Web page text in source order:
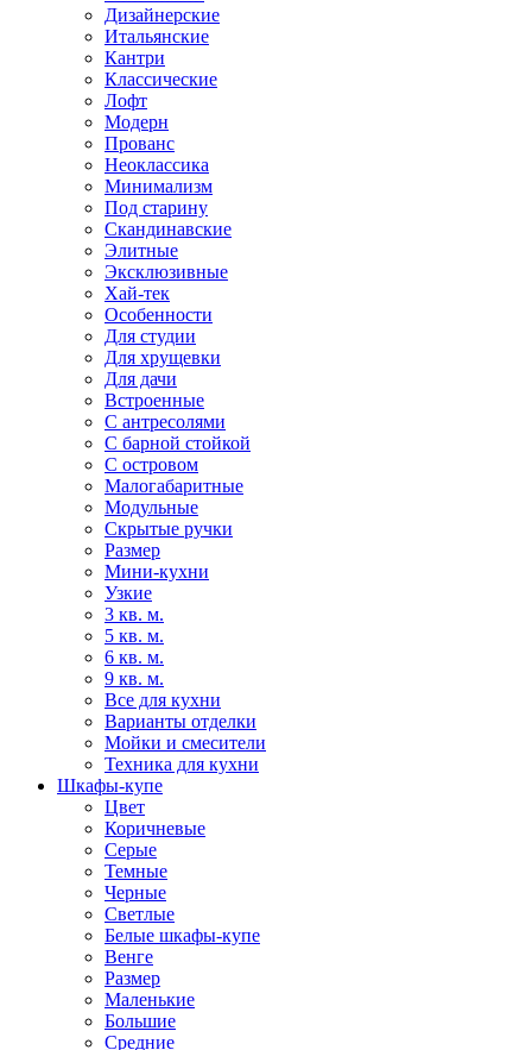
Дизайнерские
Итальянские
Кантри
Классические
Лофт
Модерн
Прованс
Неоклассика
Минимализм
Под старину
Скандинавские
Элитные
Эксклюзивные
Хай-тек
Особенности
Для студии
Для хрущевки
Для дачи
Встроенные
С антресолями
С барной стойкой
С островом
Малогабаритные
Модульные
Скрытые ручки
Размер
Мини-кухни
Узкие
3 кв. м.
5 кв. м.
6 кв. м.
9 кв. м.
Все для кухни
Варианты отделки
Мойки и смесители
Техника для кухни
Шкафы-купе
Цвет
Коричневые
Серые
Темные
Черные
Светлые
Белые шкафы-купе
Венге
Размер
Маленькие
Большие
Средние